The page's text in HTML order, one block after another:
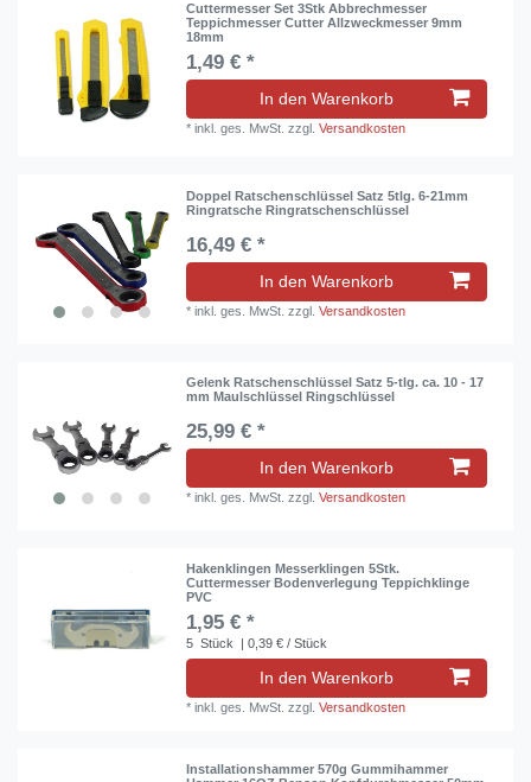
Cuttermesser Set 3Stk Abbrechmesser
Teppichmesser Cutter Allzweckmesser 9mm
18mm
1,49 € *
In den Warenkorb
*inkl. ges. MwSt. zzgl.Versandkosten
Doppel Ratschenschlüssel Satz 5tlg. 6-21mm
Ringratsche Ringratschenschlüssel
16,49 € *
In den Warenkorb
*inkl. ges. MwSt. zzgl.Versandkosten
Gelenk Ratschenschlüssel Satz 5-tlg. ca. 10 - 17
mm Maulschlüssel Ringschlüssel
25,99 € *
In den Warenkorb
*inkl. ges. MwSt. zzgl.Versandkosten
Hakenklingen Messerklingen 5Stk.
Cuttermesser Bodenverlegung Teppichklinge
PVC
1,95 € *
5 Stück | 0,39 € / Stück
In den Warenkorb
*inkl. ges. MwSt. zzgl.Versandkosten
Installationshammer 570g Gummihammer